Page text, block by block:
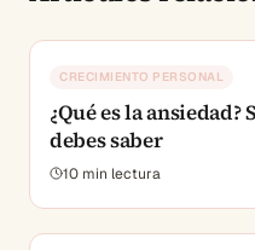
CRECIMIENTO PERSONAL
¿Qué es la
debes saber
10 min lectura